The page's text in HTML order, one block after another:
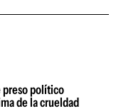
preso político
de la crueldad